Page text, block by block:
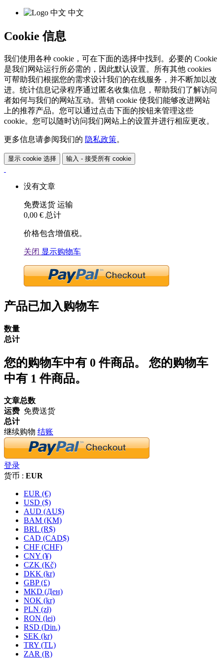
中文
Cookie 信息
我们使用各种 cookie，可在下面的选择中找到。必要的 Cookie
是我们网站运行所必需的，因此默认设置。所有其他 cookies
可帮助我们根据您的需求设计我们的在线服务，并不断加以改
进。统计信息记录程序通过匿名收集信息，帮助我们了解访问
者如何与我们的网站互动。营销 cookie 使我们能够改进网站
上的推荐产品。您可以通过点击下面的按钮来管理这些
cookie。您可以随时访问我们网站上的设置并进行相应更改。
更多信息请参阅我们的 隐私政策。
显示 cookie 选择 输入 - 接受所有 cookie
没有文章
免费送货 运输
0,00 € 总计
价格包含增值税。
关闭 显示购物车
产品已加入购物车
数量
总计
您的购物车中有 0 件商品。 您的购物车
中有 1 件商品。
文章总数
运费 免费送货
总计
继续购物 结账
登录
货币 : EUR
EUR (€)
USD ($)
AUD (AU$)
BAM (KM)
BRL (R$)
CAD (CAD$)
CHF (CHF)
CNY (¥)
CZK (Kč)
DKK (kr)
GBP (£)
MKD (Ден)
NOK (kr)
PLN (zł)
RON (lei)
RSD (Din.)
SEK (kr)
TRY (TL)
ZAR (R)